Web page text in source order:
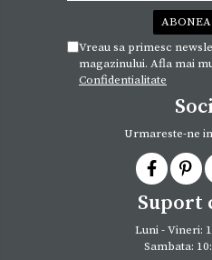
Vreau sa primesc
magazinului. Afla mai
Confidentialitate
Urmareste-ne
Suport
Luni - Vineri:
Sambata: